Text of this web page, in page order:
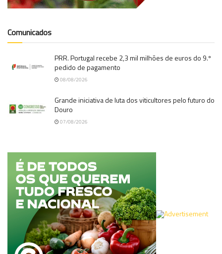
Comunicados
PRR. Portugal recebe 2,3 mil milhões de euros do 9.º
pedido de pagamento
08/08/2026
Grande iniciativa de luta dos viticultores pelo futuro do
Douro
07/08/2026